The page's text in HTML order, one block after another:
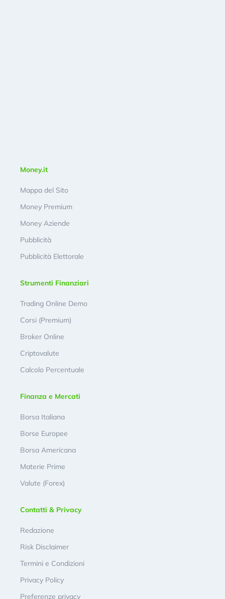
Money.it
Mappa del Sito
Money Premium
Money Aziende
Pubblicità
Pubblicità Elettorale
Strumenti Finanziari
Trading Online Demo
Corsi (Premium)
Broker Online
Criptovalute
Calcolo Percentuale
Finanza e Mercati
Borsa Italiana
Borse Europee
Borsa Americana
Materie Prime
Valute (Forex)
Contatti & Privacy
Redazione
Risk Disclaimer
Termini e Condizioni
Privacy Policy
Preferenze privacy